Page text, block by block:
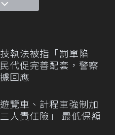
執法被指「罰單陷
代促完善配套，警察
回應
覽車、計程車強制加
人責任險」 最低保額